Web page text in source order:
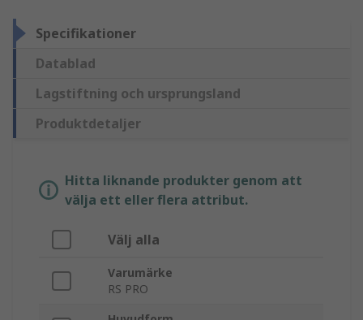
Specifikationer
Datablad
Lagstiftning och ursprungsland
Produktdetaljer
Hitta liknande produkter genom att
välja ett eller flera attribut.
Välj alla
Varumärke
RS PRO